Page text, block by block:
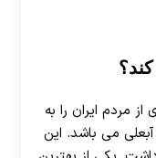
مردم ایران را به
می باشد. این